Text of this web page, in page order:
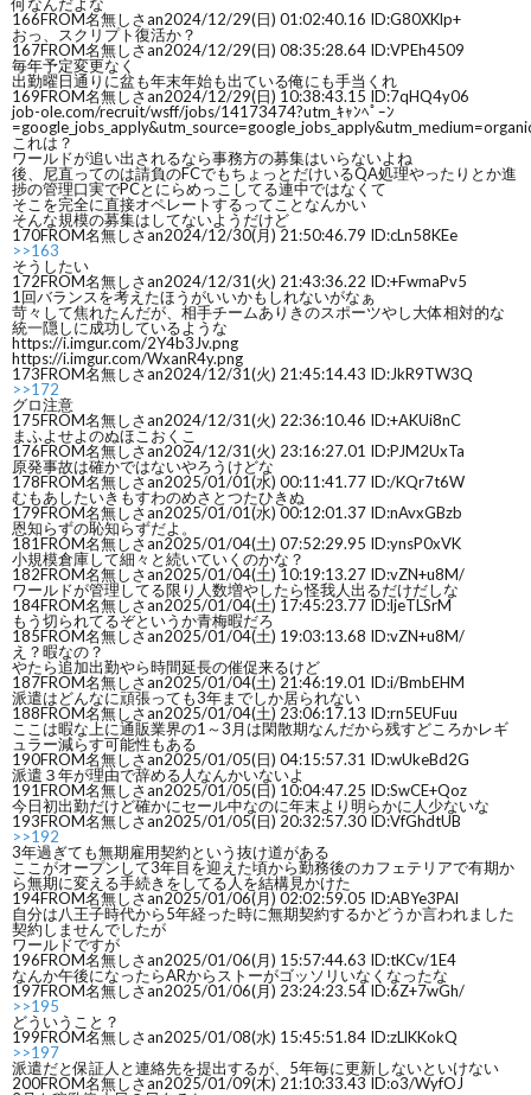
166FROM名無しさan2024/12/29(日) 01:02:40.16 ID:G80XKlp+
おっ、スクリプト復活か？
167FROM名無しさan2024/12/29(日) 08:35:28.64 ID:VPEh4509
毎年予定変更なく
出勤曜日通りに盆も年末年始も出ている俺にも手当くれ
169FROM名無しさan2024/12/29(日) 10:38:43.15 ID:7qHQ4y06
job-ole.com/recruit/wsff/jobs/14173474?utm_ｷｬﾝﾍﾟｰﾝ
これは？
ワールドが追い出されるなら事務方の募集はいらないよね
後、尼直ってのは請負のFCでもちょっとだけいるQA処理やったりとか進
捗の管理口実でPCとにらめっこしてる連中ではなくて
そこを完全に直接オペレートするってことなんかい
そんな規模の募集はしてないようだけど
170FROM名無しさan2024/12/30(月) 21:50:46.79 ID:cLn58KEe
>>163
そうしたい
172FROM名無しさan2024/12/31(火) 21:43:36.22 ID:+FwmaPv5
1回バランスを考えたほうがいいかもしれないがなぁ
苛々して焦れたんだが、相手チームありきのスポーツやし大体相対的な
統一隠しに成功しているような
https://i.imgur.com/2Y4b3Jv.png
https://i.imgur.com/WxanR4y.png
173FROM名無しさan2024/12/31(火) 21:45:14.43 ID:JkR9TW3Q
>>172
グロ注意
175FROM名無しさan2024/12/31(火) 22:36:10.46 ID:+AKUi8nC
まふよせよのぬほこおくこ
176FROM名無しさan2024/12/31(火) 23:16:27.01 ID:PJM2UxTa
原発事故は確かではないやろうけどな
178FROM名無しさan2025/01/01(水) 00:11:41.77 ID:/KQr7t6W
むもあしたいきもすわのめさとつたひきぬ
179FROM名無しさan2025/01/01(水) 00:12:01.37 ID:nAvxGBzb
恩知らずの恥知らずだよ。
181FROM名無しさan2025/01/04(土) 07:52:29.95 ID:ynsP0xVK
小規模倉庫して細々と続いていくのかな？
182FROM名無しさan2025/01/04(土) 10:19:13.27 ID:vZN+u8M/
ワールドが管理してる限り人数増やしたら怪我人出るだけだしな
184FROM名無しさan2025/01/04(土) 17:45:23.77 ID:ljeTLSrM
もう切られてるぞというか青梅暇だろ
185FROM名無しさan2025/01/04(土) 19:03:13.68 ID:vZN+u8M/
え？暇なの？
やたら追加出勤やら時間延長の催促来るけど
187FROM名無しさan2025/01/04(土) 21:46:19.01 ID:i/BmbEHM
派遣はどんなに頑張っても3年までしか居られない
188FROM名無しさan2025/01/04(土) 23:06:17.13 ID:rn5EUFuu
ここは暇な上に通販業界の1～3月は閑散期なんだから残すどころかレギ
ュラー減らす可能性もある
190FROM名無しさan2025/01/05(日) 04:15:57.31 ID:wUkeBd2G
派遣３年が理由で辞める人なんかいないよ
191FROM名無しさan2025/01/05(日) 10:04:47.25 ID:SwCE+Qoz
今日初出勤だけど確かにセール中なのに年末より明らかに人少ないな
193FROM名無しさan2025/01/05(日) 20:32:57.30 ID:VfGhdtUB
>>192
3年過ぎても無期雇用契約という抜け道がある
ここがオープンして3年目を迎えた頃から勤務後のカフェテリアで有期か
ら無期に変える手続きをしてる人を結構見かけた
194FROM名無しさan2025/01/06(月) 02:02:59.05 ID:ABYe3PAl
自分は八王子時代から5年経った時に無期契約するかどうか言われました
契約しませんでしたが
ワールドですが
196FROM名無しさan2025/01/06(月) 15:57:44.63 ID:tKCv/1E4
なんか午後になったらARからストーがゴッソリいなくなったな
197FROM名無しさan2025/01/06(月) 23:24:23.54 ID:6Z+7wGh/
>>195
どういうこと？
199FROM名無しさan2025/01/08(水) 15:45:51.84 ID:zLlKKokQ
>>197
派遣だと保証人と連絡先を提出するが、5年毎に更新しないといけない
200FROM名無しさan2025/01/09(木) 21:10:33.43 ID:o3/WyfOJ